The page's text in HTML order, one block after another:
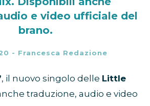
e video ufficiale del
brano.
- Francesca Redazione
, il nuovo singolo delle Little
traduzione, audio e video